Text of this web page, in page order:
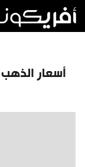
أسعار الذهب